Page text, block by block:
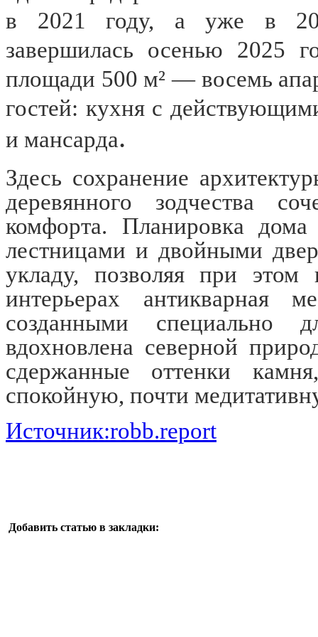
в 2021 году, а уже в
завершилась осенью 2025
площади 500 м² — восемь
гостей: кухня с
и мансарда.
Здесь сохранение
деревянного зодчества
комфорта. Планировка
лестницами и двойными
укладу, позволяя при этом
интерьерах антикварная
созданными специально
вдохновлена северной
сдержанные оттенки
спокойную, почти
Источник:robb.report
Добавить статью в закладки: